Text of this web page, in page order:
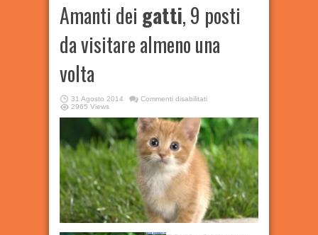
Amanti dei gatti, 9 posti ​
da visitare almeno una
volta
31 Agosto 2014 Commenti disabilitatisu
gatti,
9
posti
da
visitare
almeno
una
volta
2965 Views